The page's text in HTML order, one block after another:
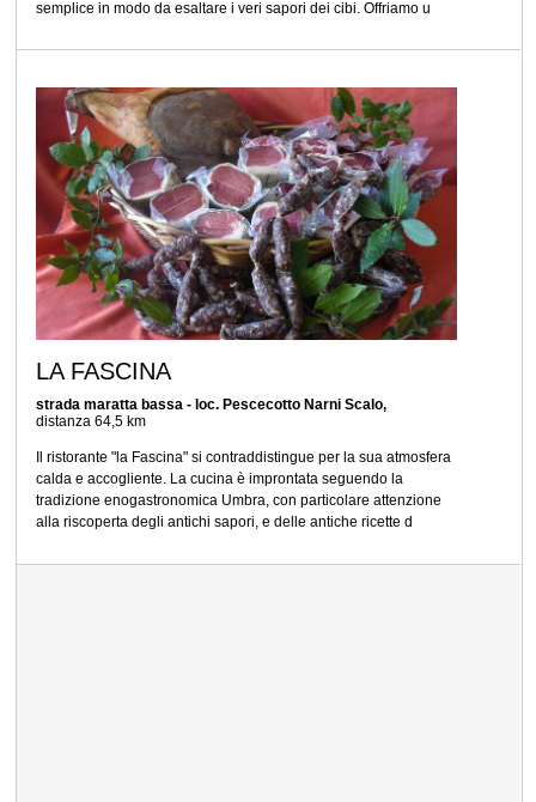
semplice in modo da esaltare i veri sapori dei cibi. Offriamo u
LA FASCINA
strada maratta bassa - loc. Pescecotto Narni Scalo,
distanza 64,5 km
Il ristorante "la Fascina" si contraddistingue per la sua atmosfera
calda e accogliente. La cucina è improntata seguendo la
tradizione enogastronomica Umbra, con particolare attenzione
alla riscoperta degli antichi sapori, e delle antiche ricette d